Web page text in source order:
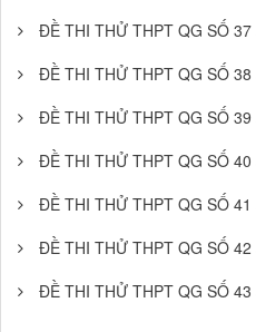
ĐỀ THI THỬ THPT QG SỐ 37
ĐỀ THI THỬ THPT QG SỐ 38
ĐỀ THI THỬ THPT QG SỐ 39
ĐỀ THI THỬ THPT QG SỐ 40
ĐỀ THI THỬ THPT QG SỐ 41
ĐỀ THI THỬ THPT QG SỐ 42
ĐỀ THI THỬ THPT QG SỐ 43